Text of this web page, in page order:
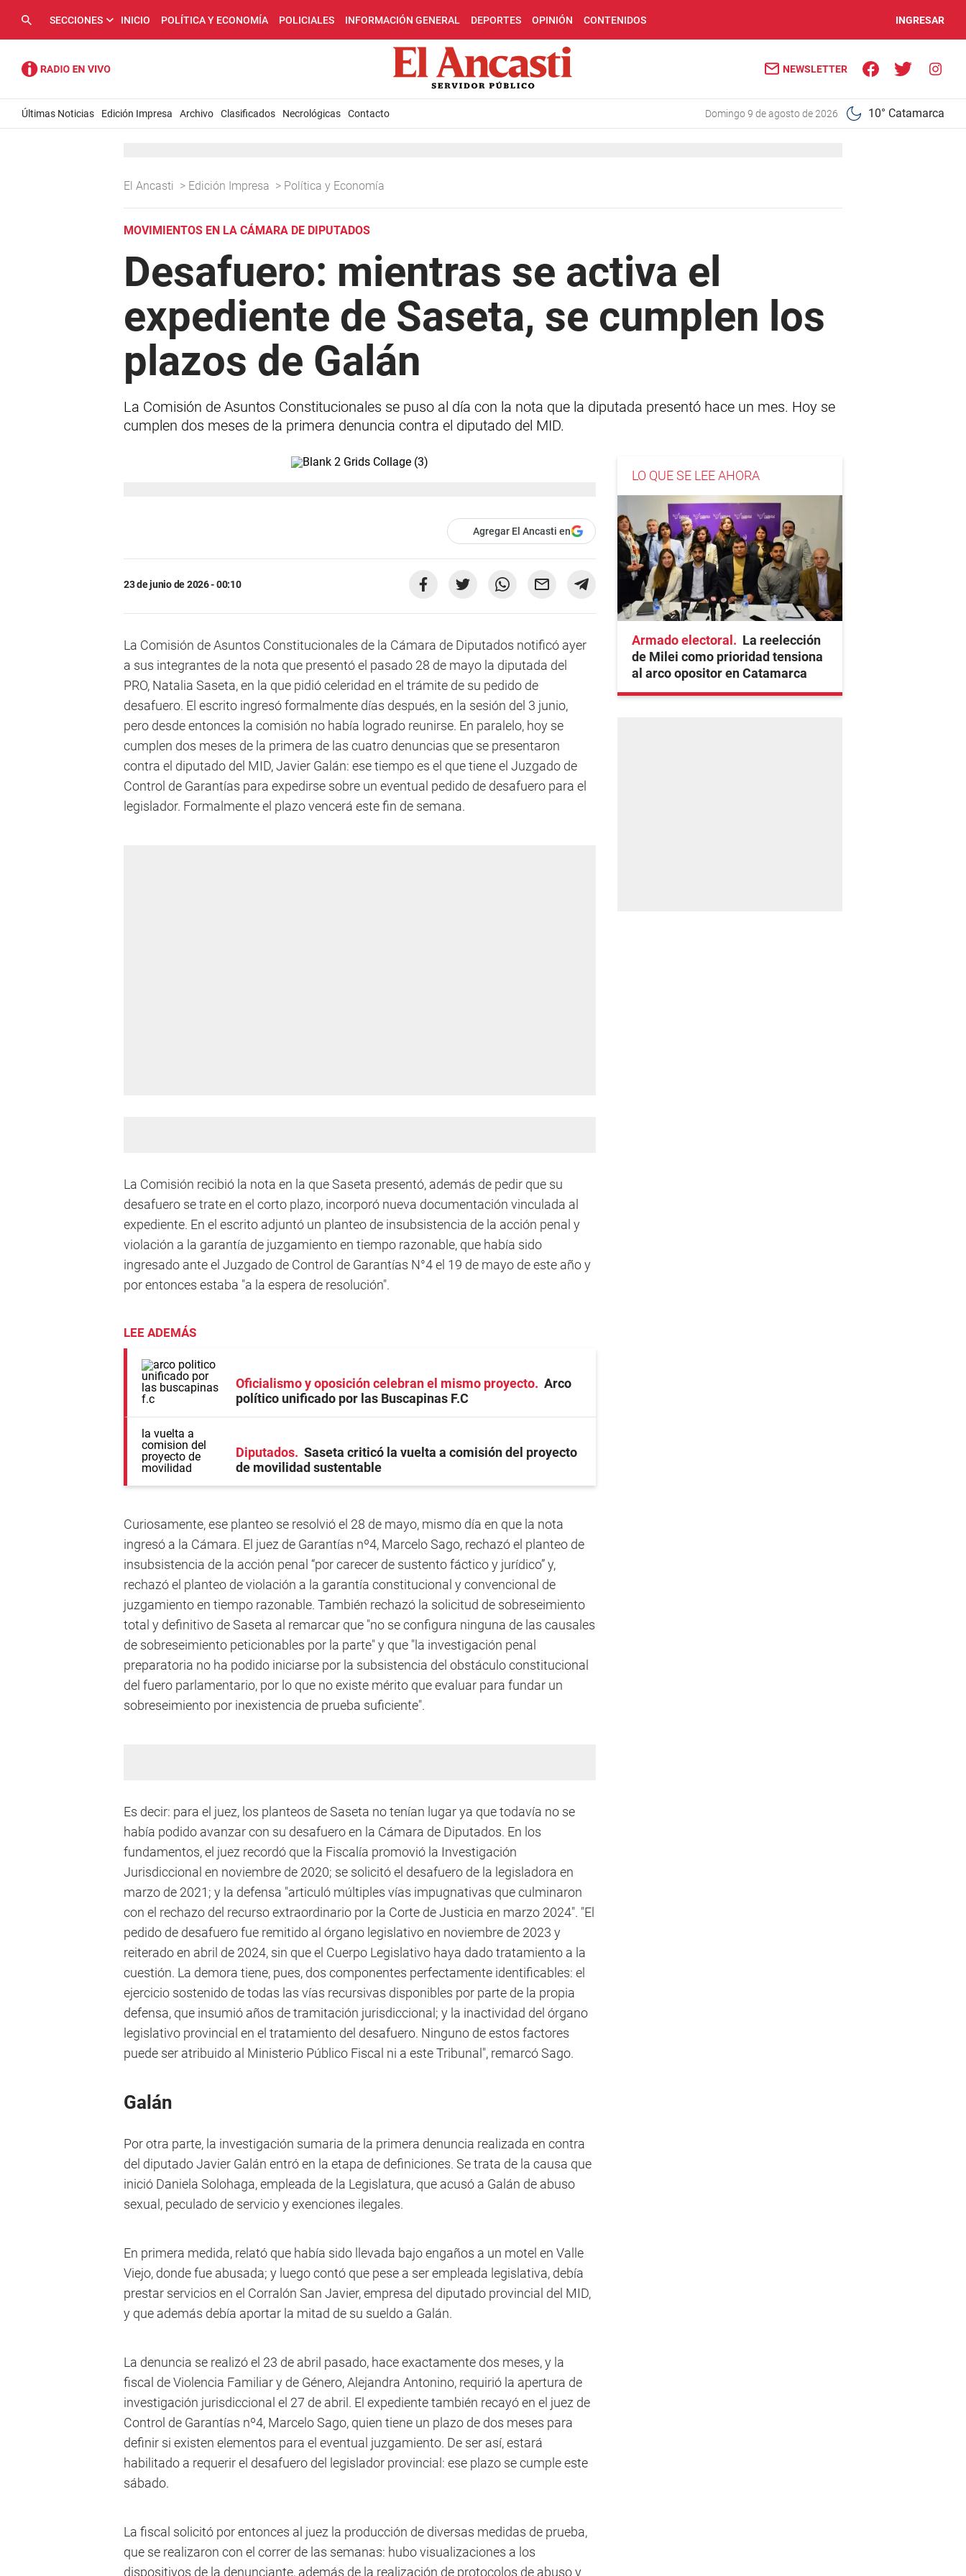
SECCIONES INICIO POLÍTICA Y ECONOMÍA POLICIALES INFORMACIÓN GENERAL DEPORTES OPINIÓN CONTENIDOS INGRESAR
NEWSLETTER
Últimas Noticias Edición Impresa Archivo Clasificados Necrológicas Contacto domingo 9 de agosto de 2026 10° Catamarca
El Ancasti > Edición Impresa > Política y Economía
MOVIMIENTOS EN LA CÁMARA DE DIPUTADOS
Desafuero: mientras se activa el
expediente de Saseta, se cumplen los
plazos de Galán
La Comisión de Asuntos Constitucionales se puso al día con la nota que la diputada presentó hace un mes. Hoy se
cumplen dos meses de la primera denuncia contra el diputado del MID.
Agregar El Ancasti en
23 de junio de 2026 - 00:10
La Comisión de Asuntos Constitucionales de la Cámara de Diputados notificó ayer
a sus integrantes de la nota que presentó el pasado 28 de mayo la diputada del
PRO, Natalia Saseta, en la que pidió celeridad en el trámite de su pedido de
desafuero. El escrito ingresó formalmente días después, en la sesión del 3 junio,
pero desde entonces la comisión no había logrado reunirse. En paralelo, hoy se
cumplen dos meses de la primera de las cuatro denuncias que se presentaron
contra el diputado del MID, Javier Galán: ese tiempo es el que tiene el Juzgado de
Control de Garantías para expedirse sobre un eventual pedido de desafuero para el
legislador. Formalmente el plazo vencerá este fin de semana.
La Comisión recibió la nota en la que Saseta presentó, además de pedir que su
desafuero se trate en el corto plazo, incorporó nueva documentación vinculada al
expediente. En el escrito adjuntó un planteo de insubsistencia de la acción penal y
violación a la garantía de juzgamiento en tiempo razonable, que había sido
ingresado ante el Juzgado de Control de Garantías N°4 el 19 de mayo de este año y
por entonces estaba "a la espera de resolución".
LEE ADEMÁS
Oficialismo y oposición celebran el mismo proyecto
Arco
político unificado por las Buscapinas F.C
Diputados
Saseta criticó la vuelta a comisión del proyecto
de movilidad sustentable
Curiosamente, ese planteo se resolvió el 28 de mayo, mismo día en que la nota
ingresó a la Cámara. El juez de Garantías nº4, Marcelo Sago, rechazó el planteo de
insubsistencia de la acción penal “por carecer de sustento fáctico y jurídico” y,
rechazó el planteo de violación a la garantía constitucional y convencional de
juzgamiento en tiempo razonable. También rechazó la solicitud de sobreseimiento
total y definitivo de Saseta al remarcar que "no se configura ninguna de las causales
de sobreseimiento peticionables por la parte" y que "la investigación penal
preparatoria no ha podido iniciarse por la subsistencia del obstáculo constitucional
del fuero parlamentario, por lo que no existe mérito que evaluar para fundar un
sobreseimiento por inexistencia de prueba suficiente".
Es decir: para el juez, los planteos de Saseta no tenían lugar ya que todavía no se
había podido avanzar con su desafuero en la Cámara de Diputados. En los
fundamentos, el juez recordó que la Fiscalía promovió la Investigación
Jurisdiccional en noviembre de 2020; se solicitó el desafuero de la legisladora en
marzo de 2021; y la defensa "articuló múltiples vías impugnativas que culminaron
con el rechazo del recurso extraordinario por la Corte de Justicia en marzo 2024". "El
pedido de desafuero fue remitido al órgano legislativo en noviembre de 2023 y
reiterado en abril de 2024, sin que el Cuerpo Legislativo haya dado tratamiento a la
cuestión. La demora tiene, pues, dos componentes perfectamente identificables: el
ejercicio sostenido de todas las vías recursivas disponibles por parte de la propia
defensa, que insumió años de tramitación jurisdiccional; y la inactividad del órgano
legislativo provincial en el tratamiento del desafuero. Ninguno de estos factores
puede ser atribuido al Ministerio Público Fiscal ni a este Tribunal", remarcó Sago.
Galán
Por otra parte, la investigación sumaria de la primera denuncia realizada en contra
del diputado Javier Galán entró en la etapa de definiciones. Se trata de la causa que
inició Daniela Solohaga, empleada de la Legislatura, que acusó a Galán de abuso
sexual, peculado de servicio y exenciones ilegales.
En primera medida, relató que había sido llevada bajo engaños a un motel en Valle
Viejo, donde fue abusada; y luego contó que pese a ser empleada legislativa, debía
prestar servicios en el Corralón San Javier, empresa del diputado provincial del MID,
y que además debía aportar la mitad de su sueldo a Galán.
La denuncia se realizó el 23 de abril pasado, hace exactamente dos meses, y la
fiscal de Violencia Familiar y de Género, Alejandra Antonino, requirió la apertura de
investigación jurisdiccional el 27 de abril. El expediente también recayó en el juez de
Control de Garantías nº4, Marcelo Sago, quien tiene un plazo de dos meses para
definir si existen elementos para el eventual juzgamiento. De ser así, estará
habilitado a requerir el desafuero del legislador provincial: ese plazo se cumple este
sábado.
La fiscal solicitó por entonces al juez la producción de diversas medidas de prueba,
que se realizaron con el correr de las semanas: hubo visualizaciones a los
dispositivos de la denunciante, además de la realización de protocolos de abuso y
LO QUE SE LEE AHORA
Armado electoral
La reelección
de Milei como prioridad tensiona
al arco opositor en Catamarca